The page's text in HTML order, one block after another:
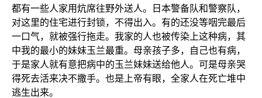
都有一些人家用炕席往野外送人。日本警备队和警察队，
对这里的住宅进行封锁，不得出入。有的还没等咽完最后
一口气，就被强行拖走。我家的人也被传染上这种病，其
中我的最小的妹妹玉兰最重。母亲孩子多，自己也有病，
于是家人就有意把病中的玉兰妹妹送给他人。可是母亲哭
得死去活来决不撒手。也是上帝有眼，全家人在死亡堆中
逃生出来。